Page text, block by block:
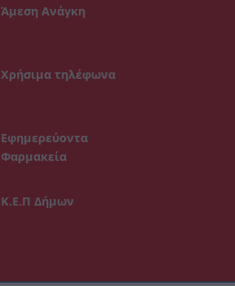
Άμεση Ανάγκη
Χρήσιμα τηλέφωνα
Εφημερεύοντα
Φαρμακεία
Κ.Ε.Π Δήμων